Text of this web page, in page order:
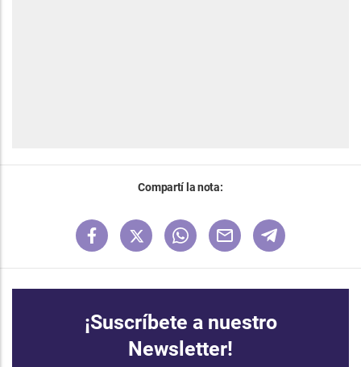
Compartí la nota:
¡Suscríbete a nuestro
Newsletter!